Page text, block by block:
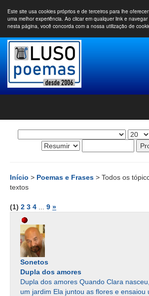
Este site usa cookies próprios e de terceiros para lhe oferecer
uma melhor experiência. Ao clicar em qualquer link e navegar
nesta página, você concorda com a nossa utilização de
Início > Poemas e Frases > Todos os
textos
(1) 2 3 4 9 »
Sonetos
Dupla dos amores
Dupla dos amores Quando Clara
um jardim Ela juntou as flores e ensaiou